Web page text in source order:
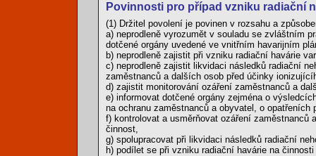
Povinnosti pro případ vzniku radiační
(1) Držitel povolení je povinen v rozsahu a
a) neprodleně vyrozumět v souladu se zvláštním
dotčené orgány uvedené ve vnitřním havarijním
b) neprodleně zajistit při vzniku radiační havárie
c) neprodleně zajistit likvidaci následků radiační
zaměstnanců a dalších osob před účinky
d) zajistit monitorování ozáření zaměstnanců a
e) informovat dotčené orgány zejména o
na ochranu zaměstnanců a obyvatel, o
f) kontrolovat a usměrňovat ozáření
činnost,
g) spolupracovat při likvidaci následků radiační
h) podílet se při vzniku radiační havárie na